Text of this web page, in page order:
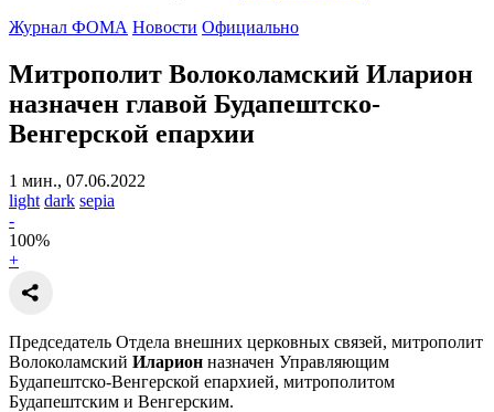
Журнал ФОМА Новости Официально
Митрополит Волоколамский Иларион
назначен главой Будапештско-
Венгерской епархии
1 мин., 07.06.2022
light dark sepia
-
100%
+
Председатель Отдела внешних церковных связей, митрополит
Волоколамский Иларион назначен Управляющим
Будапештско-Венгерской епархией, митрополитом
Будапештским и Венгерским.